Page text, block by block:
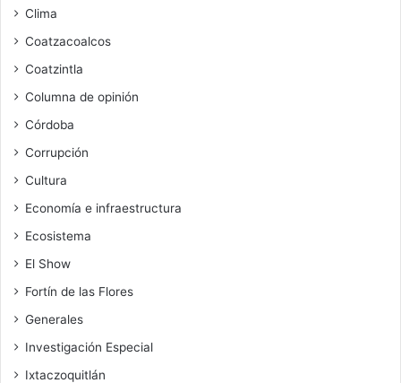
Clima
Coatzacoalcos
Coatzintla
Columna de opinión
Córdoba
Corrupción
Cultura
Economía e infraestructura
Ecosistema
El Show
Fortín de las Flores
Generales
Investigación Especial
Ixtaczoquitlán